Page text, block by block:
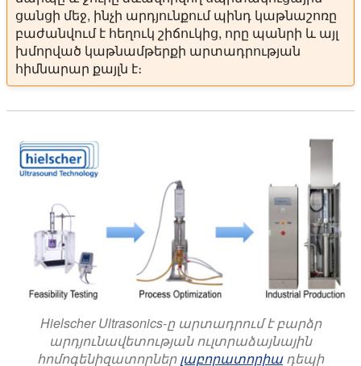
ցանցի մեջ, ինչի արդյունքում պինդ կաթնաշոռը
բաժանվում է հեղուկ շիճուկից, որը պանրի և այլ
խմորված կաթնամթերքի արտադրության
հիմնարար քայլն է։
Hielscher Ultrasonics-ը արտադրում է բարձր
արդյունավետության ուլտրաձայնային
հոմոգենիզատորներլաբորատորիադեպի